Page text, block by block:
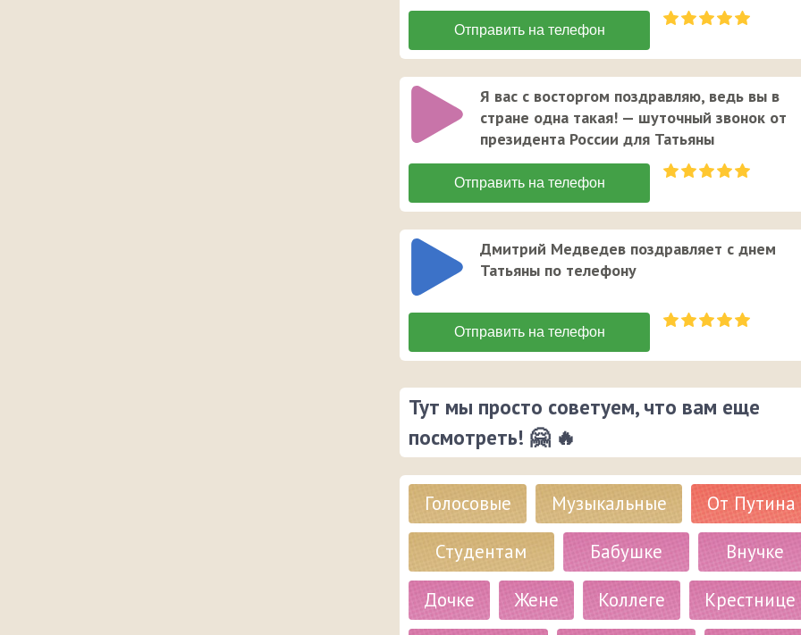
Я вас с восторгом поздравляю, ведь вы в
стране одна такая! — шуточный звонок от
президента России для Татьяны
Дмитрий Медведев поздравляет с днем
Татьяны по телефону
Тут мы просто советуем, что вам еще
посмотреть! 🤗 🔥
Голосовые Музыкальные
От Путина
Студентам
Бабушке
Внучке
Дочке
Жене Коллеге
Крестнице